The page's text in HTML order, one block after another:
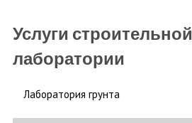
Услуги строительной
лаборатории
Лаборатория грунта